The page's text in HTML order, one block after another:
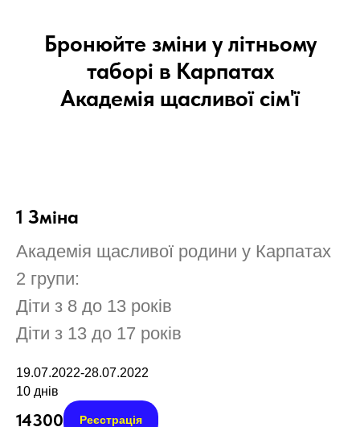
Бронюйте зміни у літньому
таборі в Карпатах
Академія щасливої сім'ї
1 Зміна
Академія щасливої родини у Карпатах
2 групи:
Діти з 8 до 13 років
Діти з 13 до 17 років
19.07.2022-28.07.2022
10 днів
14300 Реєстрація